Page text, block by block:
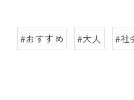
#おすすめ #大人 #社